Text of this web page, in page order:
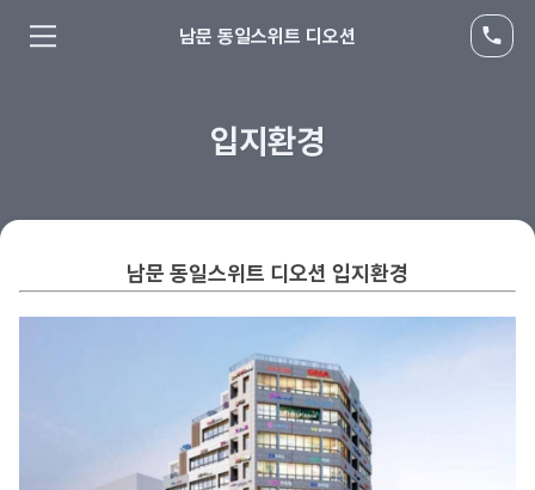
남문 동일스위트 디오션
입지환경
남문 동일스위트 디오션 입지환경